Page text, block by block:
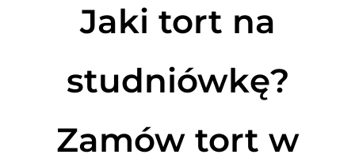
Jaki tort na
studniówkę?
Zamów tort w